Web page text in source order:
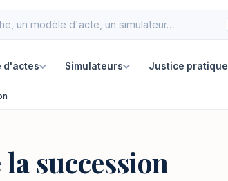
d'actes Simulateurs Justice pratique
succession